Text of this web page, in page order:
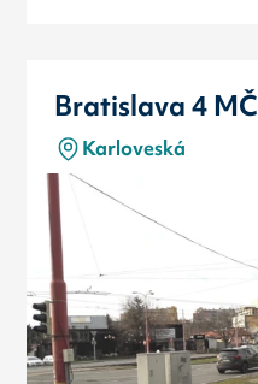
Bratislava 4
Karloveská